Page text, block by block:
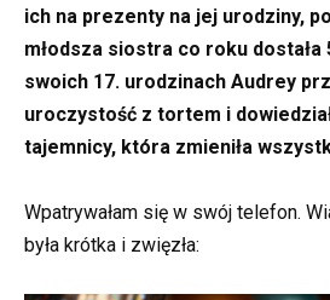
ich na prezenty na jej urodziny,
młodsza siostra co roku dostała
swoich 17. urodzinach Audrey
uroczystość z tortem i
tajemnicy, która zmieniła
Wpatrywałam się w swój telefon.
była krótka i zwięzła: